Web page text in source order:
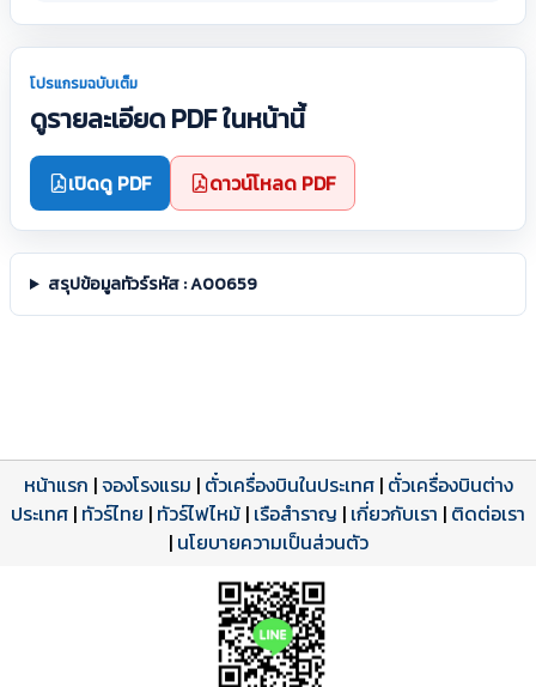
โปรแกรมฉบับเต็ม
ดูรายละเอียด PDF ในหน้านี้
เปิดดู PDF ดาวน์โหลด PDF
สรุปข้อมูลทัวร์รหัส : A00659
โปรแกรมทัวร์
ดาวน์โหลด PDF
รีวิวลูกค้าจริง
รีวิวจาก eTravelWay
เปิดหน้าเต็ม
ใบอนุญาตนำเที่ยว
เลขที่ 11/11450
เปิดหน้าเต็ม
หน้าแรก |จองโรงแรม | ตั๋วเครื่องบินในประเทศ| ตั๋วเครื่องบินต่าง
ประเทศ | ทัวร์ไทย | ทัวร์ไฟไหม้ | เรือสำราญ | เกี่ยวกับเรา | ติดต่อเรา
| นโยบายความเป็นส่วนตัว